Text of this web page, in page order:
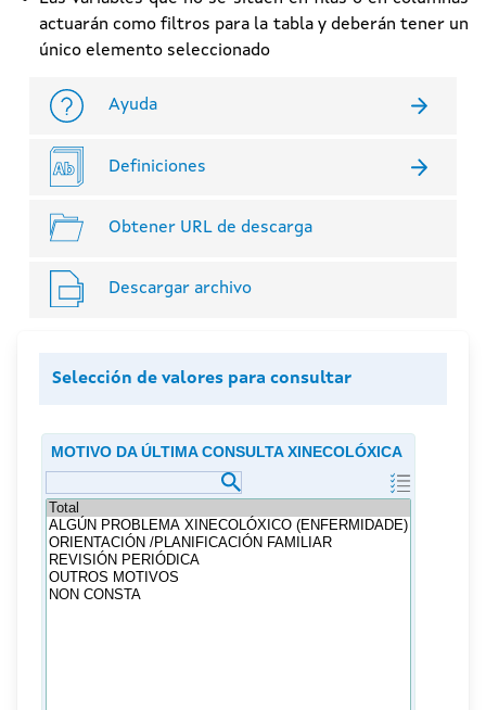
actuarán como filtros para la tabla y deberán tener un
único elemento seleccionado
Ayuda
Definiciones
Obtener URL de descarga
Descargar archivo
Selección de valores para consultar
MOTIVO DA ÚLTIMA CONSULTA XINECOLÓXICA